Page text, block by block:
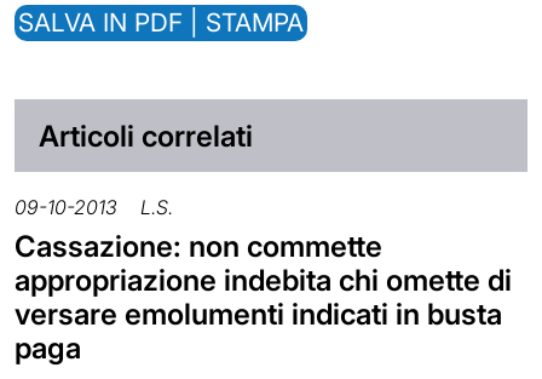
SALVA IN PDF | STAMPA
Articoli correlati
09-10-2013 L.S.
Cassazione: non commette
appropriazione indebita chi omette di
versare emolumenti indicati in busta
paga